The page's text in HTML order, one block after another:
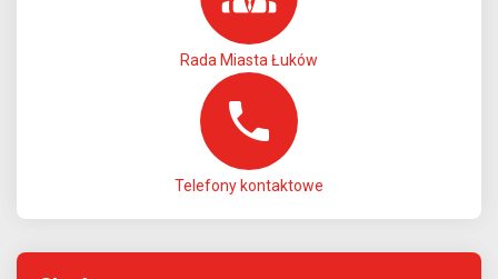
Rada Miasta Łuków
Telefony kontaktowe